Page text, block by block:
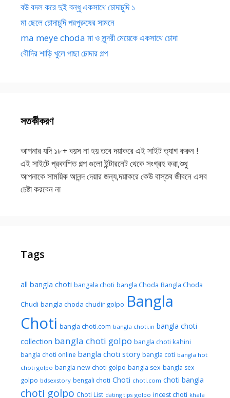
বউ বদল করে দুই বন্ধু একসাথে চোদাচুদি ১
মা ছেলে চোদাচুদি পরপুরুষের সামনে
ma meye choda মা ও সুন্দরী মেয়েকে একসাথে চোদা
বৌদির শাড়ি খুলে পাছা চোদার গল্প
সতর্কীকরণ
আপনার যদি ১৮+ বয়স না হয় তবে দয়াকরে এই সাইট ত্যাগ করুন !
এই সাইটে প্রকাশিত গল্প গুলো ইন্টারনেট থেকে সংগ্রহ করা,শুধু
আপনাকে সাময়িক আনন্দ দেয়ার জন্য,দয়াকরে কেউ বাস্তব জীবনে এসব
চেষ্টা করবেন না
Tags
all bangla choti bangala choti bangla Choda Bangla Choda
Chudi bangla choda chudir golpo Bangla
Choti bangla choti.com bangla choti.in bangla choti
collection bangla choti golpo bangla choti kahini
bangla choti online bangla choti story bangla coti bangla hot
choti golpo bangla new choti golpo bangla sex bangla sex
golpo bdsexstory bengali choti Choti choti.com choti bangla
choti golpo Choti List dating tips golpo incest choti khala